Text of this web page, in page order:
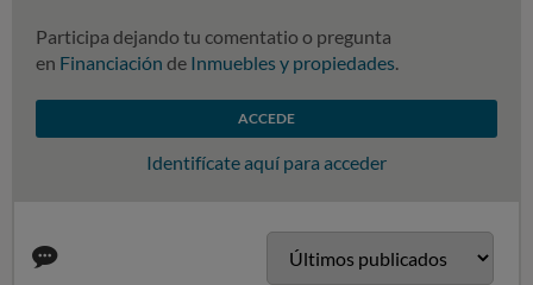
Participa dejando tu comentatio o pregunta
en Financiación de Inmuebles y propiedades.
ACCEDE
Identifícate aquí para acceder